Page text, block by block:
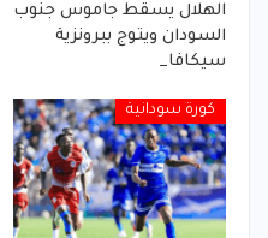
الهلال يسقط جاموس جنوب
السودان ويتوج ببرونزية
سيكافا_
كورة سودانية